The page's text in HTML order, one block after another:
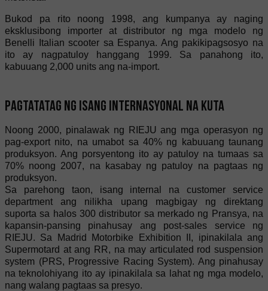
Bukod pa rito noong 1998, ang kumpanya ay naging
eksklusibong importer at distributor ng mga modelo ng
Benelli Italian scooter sa Espanya. Ang pakikipagsosyo na
ito ay nagpatuloy hanggang 1999. Sa panahong ito,
kabuuang 2,000 units ang na-import.
Pagtatatag ng isang internasyonal na kuta
Noong 2000, pinalawak ng RIEJU ang mga operasyon ng
pag-export nito, na umabot sa 40% ng kabuuang taunang
produksyon. Ang porsyentong ito ay patuloy na tumaas sa
70% noong 2007, na kasabay ng patuloy na pagtaas ng
produksyon.
Sa parehong taon, isang internal na customer service
department ang nilikha upang magbigay ng direktang
suporta sa halos 300 distributor sa merkado ng Pransya, na
kapansin-pansing pinahusay ang post-sales service ng
RIEJU. Sa Madrid Motorbike Exhibition II, ipinakilala ang
Supermotard at ang RR, na may articulated rod suspension
system (PRS, Progressive Racing System). Ang pinahusay
na teknolohiyang ito ay ipinakilala sa lahat ng mga modelo,
nang walang pagtaas sa presyo.